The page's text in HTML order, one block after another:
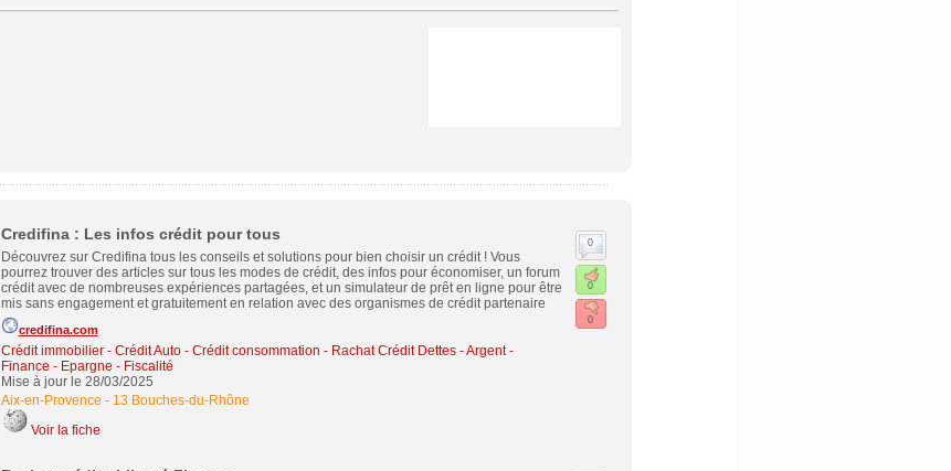
Credifina : Les infos crédit pour tous
Découvrez sur Credifina tous les conseils et solutions pour bien choisir un crédit ! Vous
pourrez trouver des articles sur tous les modes de crédit, des infos pour économiser, un forum
crédit avec de nombreuses expériences partagées, et un simulateur de prêt en ligne pour être
mis sans engagement et gratuitement en relation avec des organismes de crédit partenaire
credifina.com
Crédit immobilier- Crédit Auto- Crédit consommation - Rachat Crédit Dettes-Argent -
Finance - Epargne - Fiscalité
Mise à jour le 28/03/2025
Aix-en-Provence - 13 Bouches-du-Rhône
Voir la fiche
0
0
0